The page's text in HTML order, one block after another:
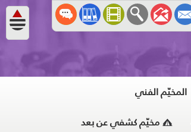
المخيّم الفني
مخيّم كشفي عن بعد